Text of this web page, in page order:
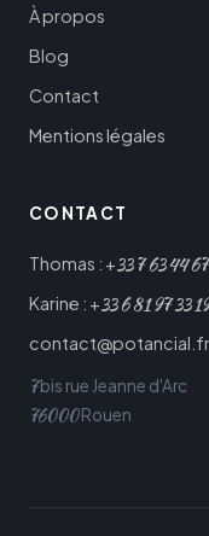
À propos
Blog
Contact
Mentions légales
CONTACT
Thomas : +337634467
Karine : +336819733 19
contact@potancial.fr
7bis rue Jeanne d'Arc
76000Rouen